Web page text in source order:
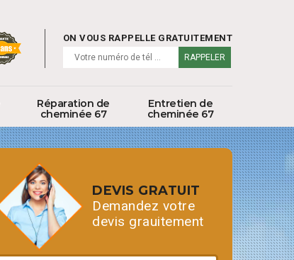
ON VOUS RAPPELLE GRATUITEMENT
Réparation de
cheminée 67
Entretien de
cheminée 67
DEVIS GRATUIT
Demandez votre
devis grauitement